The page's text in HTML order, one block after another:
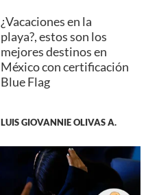
¿Vacaciones en la
playa?, estos son los
mejores destinos en
México con certificación
Blue Flag
LUIS GIOVANNIE OLIVAS A.